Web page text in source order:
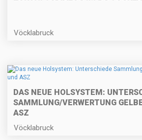
Vöcklabruck
DAS NEUE HOLSYSTEM:
SAMMLUNG/VERWERTUNG
ASZ
Vöcklabruck